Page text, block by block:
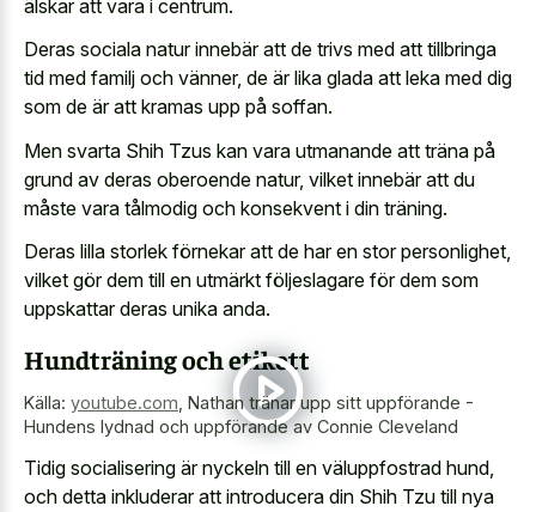
älskar att vara i centrum.
Deras sociala natur innebär att de trivs med att tillbringa
tid med familj och vänner, de är lika glada att leka med dig
som de är att kramas upp på soffan.
Men svarta Shih Tzus kan vara utmanande att träna på
grund av deras oberoende natur, vilket innebär att du
måste vara tålmodig och konsekvent i din träning.
Deras lilla storlek förnekar att de har en stor personlighet,
vilket gör dem till en utmärkt följeslagare för dem som
uppskattar deras unika anda.
Hundträning och etikett
Källa: youtube.com Nathan tränar upp sitt uppförande -
Hundens lydnad och uppförande av Connie Cleveland
Tidig socialisering är nyckeln till en väluppfostrad hund,
och detta inkluderar att introducera din Shih Tzu till nya